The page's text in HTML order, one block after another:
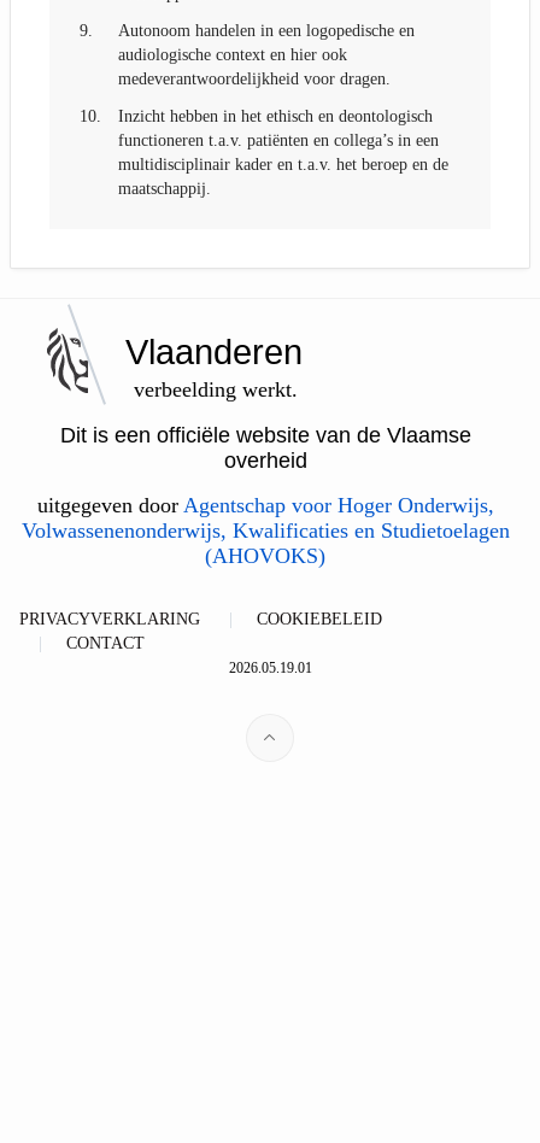
9.
Autonoom handelen in een logopedische en
audiologische context en hier ook
medeverantwoordelijkheid voor dragen.
10.
Inzicht hebben in het ethisch en deontologisch
functioneren t.a.v. patiënten en collega’s in een
multidisciplinair kader en t.a.v. het beroep en de
maatschappij.
Vlaanderen
verbeelding werkt.
Dit is een officiële website van de Vlaamse
overheid
uitgegeven door Agentschap voor Hoger Onderwijs,
Volwassenenonderwijs, Kwalificaties en Studietoelagen
(AHOVOKS)
PRIVACYVERKLARING
COOKIEBELEID
CONTACT
2026.05.19.01